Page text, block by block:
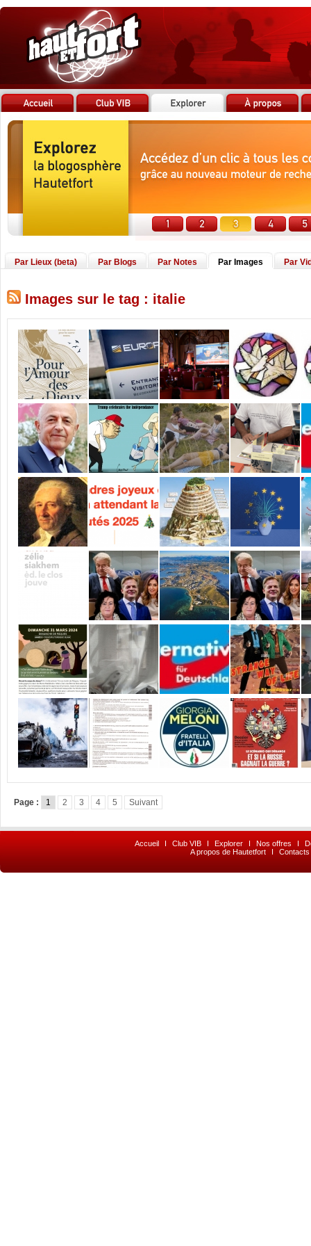
Par Lieux (beta) Par Blogs Par Notes Par Images Par
Images sur le tag : italie
Page : 1 2 3 4 5 Suivant
Accueil I Club VIB I Explorer I Nos offres I
A propos de Hautetfort
I Contacts